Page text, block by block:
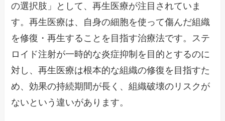
の選択肢」として、再生医療が注目されていま
す。再生医療は、自身の細胞を使って傷んだ組織
を修復・再生することを目指す治療法です。ステ
ロイド注射が一時的な炎症抑制を目的とするのに
対し、再生医療は根本的な組織の修復を目指すた
め、効果の持続期間が長く、組織破壊のリスクが
ないという違いがあります。